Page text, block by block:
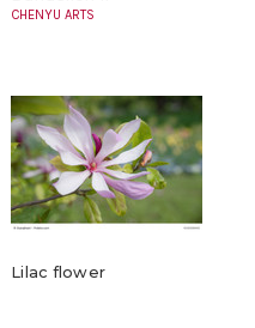
CHENYU ARTS
Lilac flower